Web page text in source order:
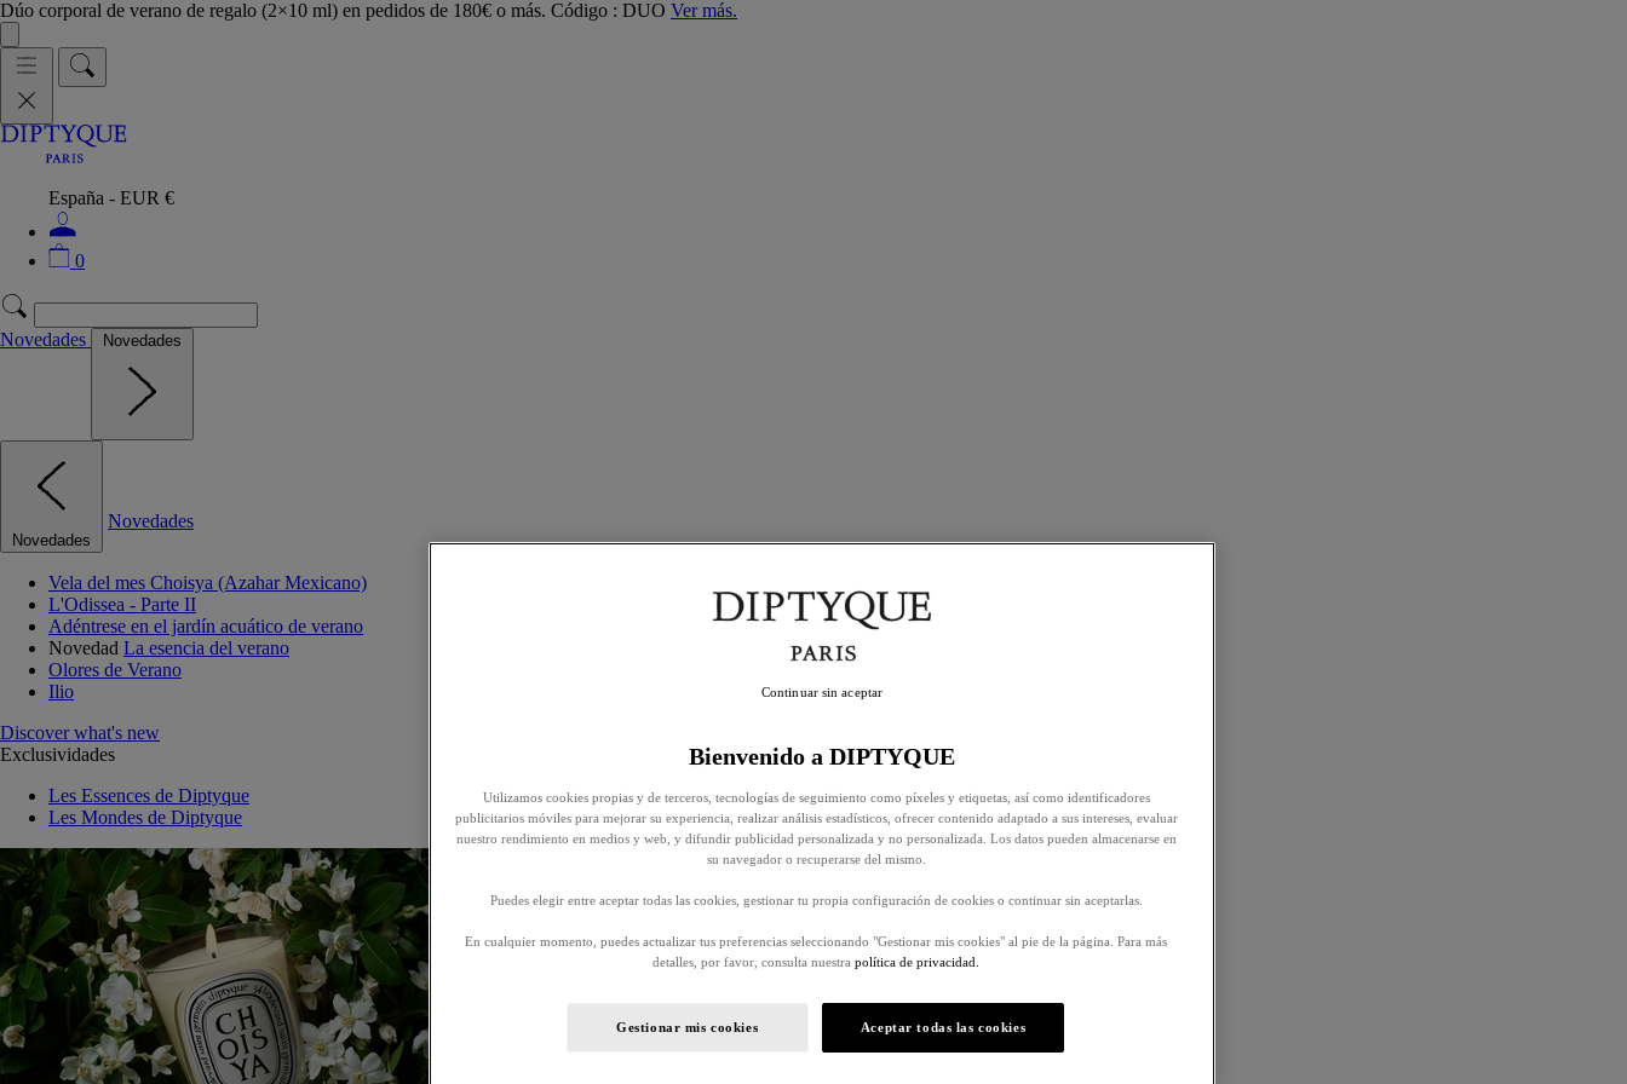
Dúo corporal de verano de regalo (2×10 ml) en pedidos de 180€ o más. Código : DUO Ver más.
España - EUR €
0
Novedades Novedades
Novedades
Novedades
Vela del mes Choisya (Azahar Mexicano)
L'Odissea - Parte II
Adéntrese en el jardín acuático de verano
Novedad La esencia del verano
Olores de Verano
Ilio
Discover what's new
Exclusividades
Les Essences de Diptyque
Les Mondes de Diptyque
Bienvenido a DIPTYQUE
Utilizamos cookies propias y de terceros, tecnologías de seguimiento como píxeles y etiquetas, así como identificadores
publicitarios móviles para mejorar su experiencia, realizar análisis estadísticos, ofrecer contenido adaptado a sus intereses, evaluar
nuestro rendimiento en medios y web, y difundir publicidad personalizada y no personalizada. Los datos pueden almacenarse en
su navegador o recuperarse del mismo.
Puedes elegir entre aceptar todas las cookies, gestionar tu propia configuración de cookies o continuar sin aceptarlas.
En cualquier momento, puedes actualizar tus preferencias seleccionando "Gestionar mis cookies" al pie de la página. Para más
detalles, por favor, consulta nuestra política de privacidad.
Gestionar mis cookies Aceptar todas las cookies
Continuar sin aceptar